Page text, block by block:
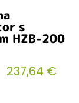
s
HZB-200
237,64 €